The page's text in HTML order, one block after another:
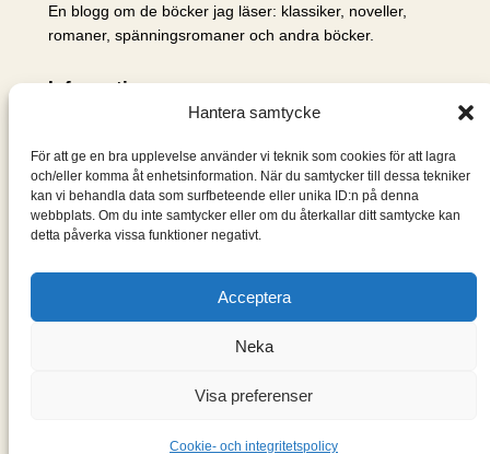
Hantera samtycke
För att ge en bra upplevelse använder vi teknik som cookies för att lagra
och/eller komma åt enhetsinformation. När du samtycker till dessa tekniker
kan vi behandla data som surfbeteende eller unika ID:n på denna
webbplats. Om du inte samtycker eller om du återkallar ditt samtycke kan
detta påverka vissa funktioner negativt.
Acceptera
Neka
Visa preferenser
Cookie- och integritetspolicy
En blogg om de böcker jag läser: klassiker, noveller,
romaner, spänningsromaner och andra böcker.
Information
Om mig & om bloggen
S
ö
k
WordPress